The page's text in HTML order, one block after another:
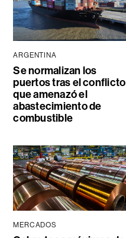
ARGENTINA
Se normalizan los
puertos tras el conflicto
que amenazó el
abastecimiento de
combustible
MERCADOS